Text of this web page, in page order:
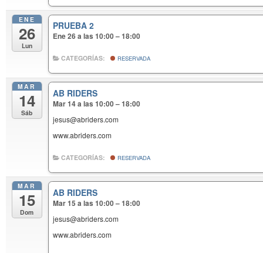
ENE
26
Lun
PRUEBA 2
Ene 26 a las 10:00 – 18:00
CATEGORÍAS: RESERVADA
MAR
14
Sáb
AB RIDERS
Mar 14 a las 10:00 – 18:00
jesus@abriders.com
www.abriders.com
CATEGORÍAS: RESERVADA
MAR
15
Dom
AB RIDERS
Mar 15 a las 10:00 – 18:00
jesus@abriders.com
www.abriders.com